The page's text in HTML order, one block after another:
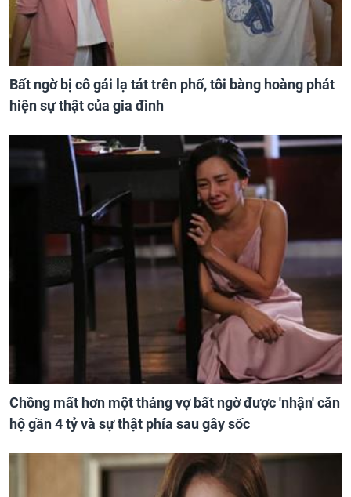
Bất ngờ bị cô gái lạ tát trên phố, tôi bàng hoàng phát
hiện sự thật của gia đình
Chồng mất hơn một tháng vợ bất ngờ được 'nhận' căn
hộ gần 4 tỷ và sự thật phía sau gây sốc